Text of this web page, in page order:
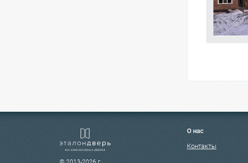
О нас
Контакты